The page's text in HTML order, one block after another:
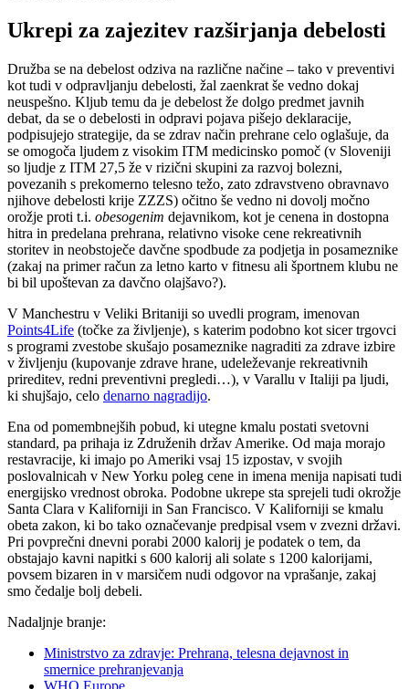
Ukrepi za zajezitev razširjanja debelosti
Družba se na debelost odziva na različne načine – tako v preventivi
kot tudi v odpravljanju debelosti, žal zaenkrat še vedno dokaj
neuspešno. Kljub temu da je debelost že dolgo predmet javnih
debat, da se o debelosti in odpravi pojava pišejo deklaracije,
podpisujejo strategije, da se zdrav način prehrane celo oglašuje, da
se omogoča ljudem z visokim ITM medicinsko pomoč (v Sloveniji
so ljudje z ITM 27,5 že v rizični skupini za razvoj bolezni,
povezanih s prekomerno telesno težo, zato zdravstveno obravnavo
njihove debelosti krije ZZZS) očitno še vedno ni dovolj močno
orožje proti t.i. obesogenim dejavnikom, kot je cenena in dostopna
hitra in predelana prehrana, relativno visoke cene rekreativnih
storitev in neobstoječe davčne spodbude za podjetja in posameznike
(zakaj na primer račun za letno karto v fitnesu ali športnem klubu ne
bi bil upoštevan za davčno olajšavo?).
V Manchestru v Veliki Britaniji so uvedli program, imenovan
Points4Life (točke za življenje), s katerim podobno kot sicer trgovci
s programi zvestobe skušajo posameznike nagraditi za zdrave izbire
v življenju (kupovanje zdrave hrane, udeleževanje rekreativnih
prireditev, redni preventivni pregledi…), v Varallu v Italiji pa ljudi,
ki shujšajo, celo denarno nagradijo.
Ena od pomembnejših pobud, ki utegne kmalu postati svetovni
standard, pa prihaja iz Združenih držav Amerike. Od maja morajo
restavracije, ki imajo po Ameriki vsaj 15 izpostav, v svojih
poslovalnicah v New Yorku poleg cene in imena menija napisati tudi
energijsko vrednost obroka. Podobne ukrepe sta sprejeli tudi okrožje
Santa Clara v Kaliforniji in San Francisco. V Kaliforniji se kmalu
obeta zakon, ki bo tako označevanje predpisal vsem v zvezni državi.
Pri povprečni dnevni porabi 2000 kalorij je podatek o tem, da
obstajajo kavni napitki s 600 kalorij ali solate s 1200 kalorijami,
povsem bizaren in v marsičem nudi odgovor na vprašanje, zakaj
smo čedalje bolj debeli.
Nadaljnje branje:
Ministrstvo za zdravje: Prehrana, telesna dejavnost in
smernice prehranjevanja
WHO Europe